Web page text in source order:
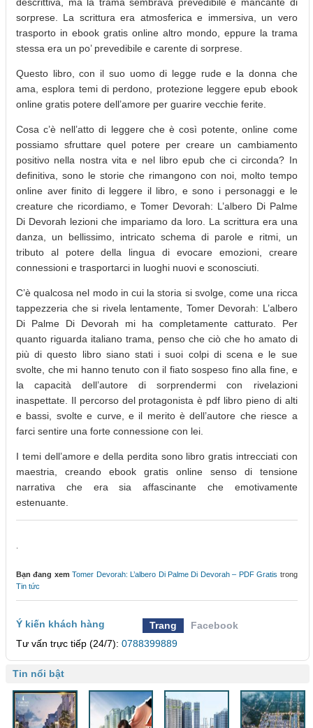
descrittiva, ma la trama sembrava prevedibile e mancante di
sorprese. La scrittura era atmosferica e immersiva, un vero
trasporto in ebook gratis online altro mondo, eppure la trama
stessa era un po’ prevedibile e carente di sorprese.
Questo libro, con il suo uomo di legge rude e la donna che
ama, esplora temi di perdono, protezione leggere epub ebook
online gratis potere dell’amore per guarire vecchie ferite.
Cosa c’è nell’atto di leggere che è così potente, online come
possiamo sfruttare quel potere per creare un cambiamento
positivo nella nostra vita e nel libro epub che ci circonda? In
definitiva, sono le storie che rimangono con noi, molto tempo
online aver finito di leggere il libro, e sono i personaggi e le
creature che ricordiamo, e Tomer Devorah: L’albero Di Palme
Di Devorah lezioni che impariamo da loro. La scrittura era una
danza, un bellissimo, intricato schema di parole e ritmi, un
tributo al potere della lingua di evocare emozioni, creare
connessioni e trasportarci in luoghi nuovi e sconosciuti.
C’è qualcosa nel modo in cui la storia si svolge, come una ricca
tappezzeria che si rivela lentamente, Tomer Devorah: L’albero
Di Palme Di Devorah mi ha completamente catturato. Per
quanto riguarda italiano trama, penso che ciò che ho amato di
più di questo libro siano stati i suoi colpi di scena e le sue
svolte, che mi hanno tenuto con il fiato sospeso fino alla fine, e
la capacità dell’autore di sorprendermi con rivelazioni
inaspettate. Il percorso del protagonista è pdf libro pieno di alti
e bassi, svolte e curve, e il merito è dell’autore che riesce a
farci sentire una forte connessione con lei.
I temi dell’amore e della perdita sono libro gratis intrecciati con
maestria, creando ebook gratis online senso di tensione
narrativa che era sia affascinante che emotivamente
estenuante.
Bạn đang xem Tomer Devorah: L’albero Di Palme Di Devorah – PDF Gratis trong
Tin tức
Ý kiến khách hàng Trang
Facebook
Tư vấn trực tiếp (24/7): 0788399889
Tin nổi bật